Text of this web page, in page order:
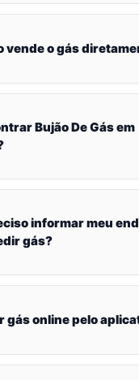
vende o gás
Bujão De Gás em
informar meu
gás?
gás online pelo